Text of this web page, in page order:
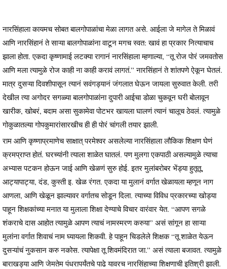
नारसिंहाला कायमच सोबत बालगोपाळांचा मेळा लागत असे. आईला जे मागेल ते मिळावं
आणि नारसिंहानं ते साऱ्या बालगोपाळांना वाटून मगच स्वत: खावं हा प्रकार नित्याचाच
झाला होता. एकदा कृष्णामाई लटक्या रागानं नारसिंहाला म्हणाल्या, “तू रोज पोरं जमवतोस
आणि मला त्यामुळे रोज काही ना काही करावं लागतं.” नारसिंहानं ते शांतपणे ऐकून घेतलं.
मात्र दुसऱ्या दिवशीपासून त्यानं सवंगड्यानं जंगलात घेऊन जायला सुरुवात केली. तरी
देखील त्या अगोदर सगळ्या बालगोपाळांना दुपारी आईचा डोळा चुकवून घरी बोलावून
खारीक, खोबरं, बदाम असा सुकामेवा पोटभर खायला घालणं त्यानं चालूच ठेवलं. त्यामुळे
गोकुळातल्या गोपकुमारांसारखीच ही ही पोरं चांगली तयार झाली.
राम आणि कृष्णाप्रमाणेच साक्षात् परमेश्वर असलेल्या नारसिंहाला लौकिक शिक्षण घेणं
क्रमप्राप्त होतं. घरच्यांनी त्याला शाळेत घातलं. पण मुलगा एकपाठी असल्यामुळे त्याचा
अभ्यास पटकन होऊन जाई आणि खेळणं सुरु होई. इतर मुलांबरोबर भेंड्या हुतूतू,
आट्यापाट्या, दंड, कुस्ती इ. खेळ रंगत. एकदा या मुलानं वर्गात खेळायला म्हणून नाग
आणला, आणि खेळून झाल्यावर वर्गातच सोडून दिला. त्याच्या विविध प्रकारच्या खोड्या
पाहून शिक्षकांच्या मनात या मुलाला शिक्षा देण्याचे विचार वारंवार येत. “आपण सगळे
शंकराचे दास आहोत त्यामुळे आपण त्याचं नामस्मरण करुया” असं सांगून हा साऱ्या
मुलांना वर्गात शिवाचं नाम घ्यायला शिकवी. हे पाहून चिडलेले शिक्षक “तू शाळेत येऊन
दुसऱ्यांचं नुकसान करु नकोस. त्यापेक्षा तू शिवमंदिरात जा.” असं त्याला बजावत. त्यामुळे
बाराखड्या आणि जेमतेम पंधरापर्यंतचे पाढे यावरच नारसिंहाच्या शिक्षणाची इतिश्री झाली.